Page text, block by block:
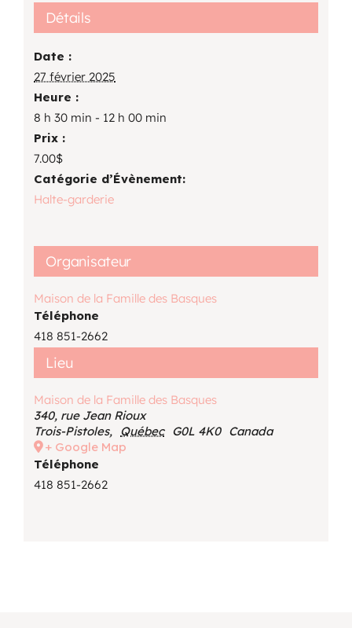
Détails
Date :
27 février 2025
Heure :
8 h 30 min - 12 h 00 min
Prix :
7.00$
Catégorie d’Évènement:
Halte-garderie
Lieu
Maison de la Famille des Basques
340, rue Jean Rioux
Trois-Pistoles, Québec G0L 4K0 Canada
+ Google Map
Téléphone
418 851-2662
Organisateur
Maison de la Famille des Basques
Téléphone
418 851-2662